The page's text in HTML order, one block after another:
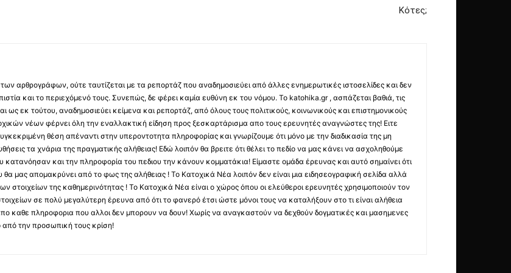
Κότες;
αρθρογράφων, ούτε ταυτίζεται με τα ρεπορτάζ που αναδημοσιεύει από άλλες ενημερωτικές ιστοσελίδες και δεν
και το περιεχόμενό τους. Συνεπώς, δε φέρει καμία ευθύνη εκ του νόμου. Το katohika.gr , ασπάζεται βαθιά, τις
ως εκ τούτου, αναδημοσιεύει κείμενα και ρεπορτάζ, από όλους τους πολιτικούς, κοινωνικούς και επιστημονικούς
νέων φέρνει όλη την εναλλακτική είδηση προς ξεσκαρτάρισμα απο τους ερευνητές αναγνώστες της! Ειτε
θέση απέναντι στην υπεροντοτητα πληροφορίας και γνωρίζουμε ότι μόνο με την διαδικασία της μη
τα χνάρια της πραγματικής αλήθειας! Εδώ λοιπόν θα βρειτε ότι θέλει το πεδίο να μας κάνει να ασχοληθούμε
κατανόησαν και την πληροφορία του πεδιου την κάνουν κομματάκια! Είμαστε ομάδα έρευνας και αυτό σημαίνει ότι
μας απομακρύνει από το φως της αλήθειας ! Το Κατοχικά Νέα λοιπόν δεν είναι μια ειδησεογραφική σελίδα αλλά
στοιχείων της καθημερινότητας ! Το Κατοχικά Νέα είναι ο χώρος όπου οι ελεύθεροι ερευνητές χρησιμοποιούν τον
σε πολύ μεγαλύτερη έρευνα από ότι το φανερό έτσι ώστε μόνοι τους να καταλήξουν στο τι είναι αλήθεια
απο καθε πληροφορια που αλλοι δεν μπορουν να δουν! Χωρίς να αναγκαστούν να δεχθούν δογματικές και μασημενες
την προσωπική τους κρίση!